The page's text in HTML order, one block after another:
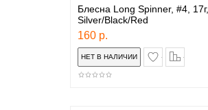
Блесна Long Spinner, #4, 17г,
Silver/Black/Red
160 р.
в закладки